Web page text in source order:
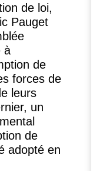
de loi,
Pauget
à
de
forces de
leurs
un
de
adopté en